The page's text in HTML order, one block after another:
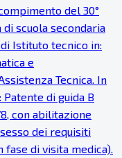
del 30°
scuola secondaria
Istituto tecnico in:
e
Tecnica. In
di guida B
con abilitazione
dei requisiti
di visita medica).